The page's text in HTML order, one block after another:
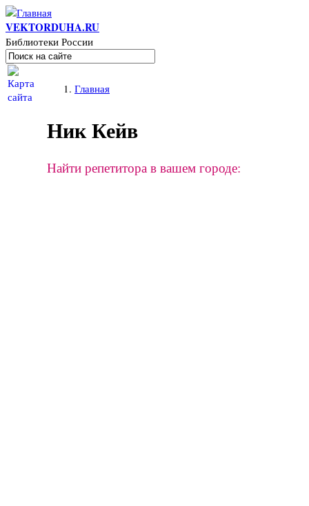
Перейти к основному содержанию
VEKTORDUHA.RU
Библиотеки России
Форма поиска
Поиск
Вы здесьГлавная
Ник Кейв
Найти репетитора в вашем городе: